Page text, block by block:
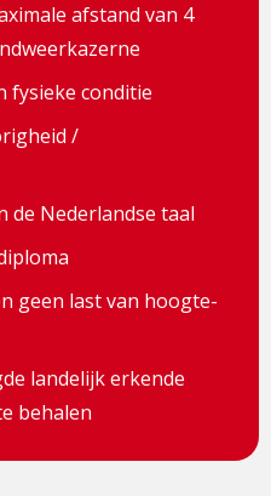
afstand van 4
fysieke conditie
/
de Nederlandse taal
geen last van hoogte-
landelijk erkende
behalen